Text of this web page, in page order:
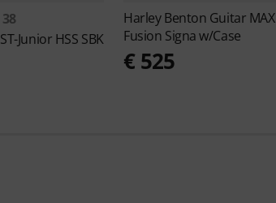
38
ST-Junior HSS SBK
Harley Benton Guitar MAX
Fusion Signa w/Case
€ 525